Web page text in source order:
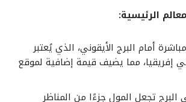
الرئيسية:
أمام البرج الأيقوني، الذي يُعتبر
إفريقيا، مما يضيف قيمة إضافية لموقع
البرج تجعل المول جزءًا من المناظر